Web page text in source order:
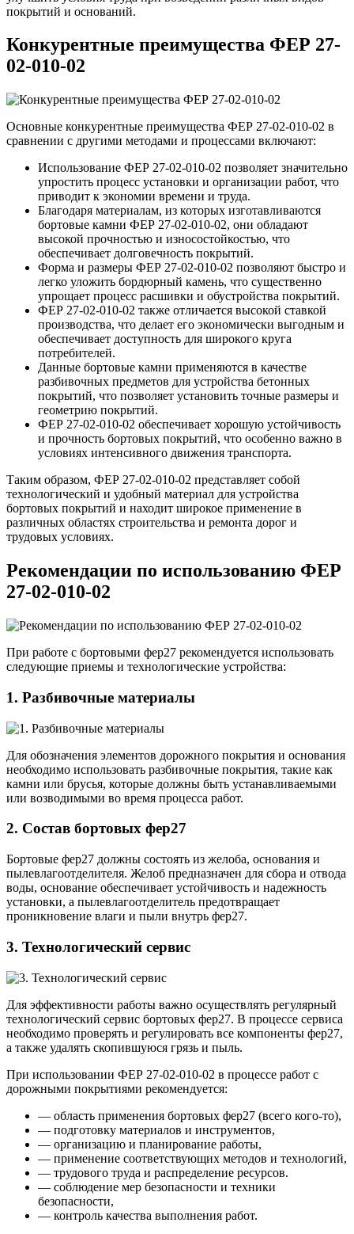
покрытий и оснований.
Конкурентные преимущества ФЕР 27-
02-010-02
Основные конкурентные преимущества ФЕР 27-02-010-02 в
сравнении с другими методами и процессами включают:
Использование ФЕР 27-02-010-02 позволяет значительно
упростить процесс установки и организации работ, что
приводит к экономии времени и труда.
Благодаря материалам, из которых изготавливаются
бортовые камни ФЕР 27-02-010-02, они обладают
высокой прочностью и износостойкостью, что
обеспечивает долговечность покрытий.
Форма и размеры ФЕР 27-02-010-02 позволяют быстро и
легко уложить бордюрный камень, что существенно
упрощает процесс расшивки и обустройства покрытий.
ФЕР 27-02-010-02 также отличается высокой ставкой
производства, что делает его экономически выгодным и
обеспечивает доступность для широкого круга
потребителей.
Данные бортовые камни применяются в качестве
разбивочных предметов для устройства бетонных
покрытий, что позволяет установить точные размеры и
геометрию покрытий.
ФЕР 27-02-010-02 обеспечивает хорошую устойчивость
и прочность бортовых покрытий, что особенно важно в
условиях интенсивного движения транспорта.
Таким образом, ФЕР 27-02-010-02 представляет собой
технологический и удобный материал для устройства
бортовых покрытий и находит широкое применение в
различных областях строительства и ремонта дорог и
трудовых условиях.
Рекомендации по использованию ФЕР
27-02-010-02
При работе с бортовыми фер27 рекомендуется использовать
следующие приемы и технологические устройства:
1. Разбивочные материалы
Для обозначения элементов дорожного покрытия и основания
необходимо использовать разбивочные покрытия, такие как
камни или брусья, которые должны быть устанавливаемыми
или возводимыми во время процесса работ.
2. Состав бортовых фер27
Бортовые фер27 должны состоять из желоба, основания и
пылевлагоотделителя. Желоб предназначен для сбора и отвода
воды, основание обеспечивает устойчивость и надежность
установки, а пылевлагоотделитель предотвращает
проникновение влаги и пыли внутрь фер27.
3. Технологический сервис
Для эффективности работы важно осуществлять регулярный
технологический сервис бортовых фер27. В процессе сервиса
необходимо проверять и регулировать все компоненты фер27,
а также удалять скопившуюся грязь и пыль.
При использовании ФЕР 27-02-010-02 в процессе работ с
дорожными покрытиями рекомендуется:
— область применения бортовых фер27 (всего кого-то),
— подготовку материалов и инструментов,
— организацию и планирование работы,
— применение соответствующих методов и технологий,
— трудового труда и распределение ресурсов.
— соблюдение мер безопасности и техники
безопасности,
— контроль качества выполнения работ.